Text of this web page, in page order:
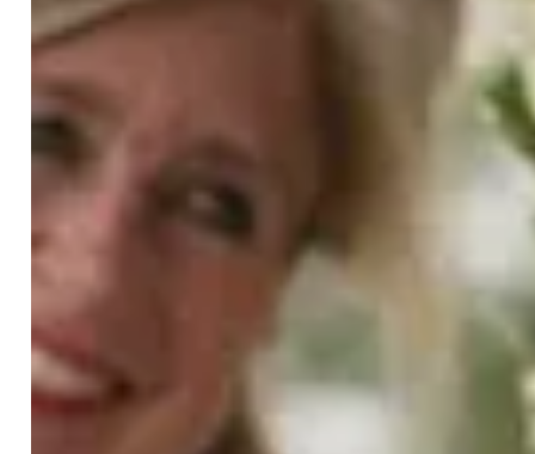
die Kraft menschlicher und göttlicher Liebe
erfahren
an geführten Advaita-Meditationen für
innere Stille und Klarheit teilnehmen
die 9 Kreise des Enlighten Life erfahren, um
deine Lebensenergie zu harmonisieren und
den Segen des Gurus empfangen
im friedvollen Jetzt ruhen und dich mit
deiner Präsenz verbinden